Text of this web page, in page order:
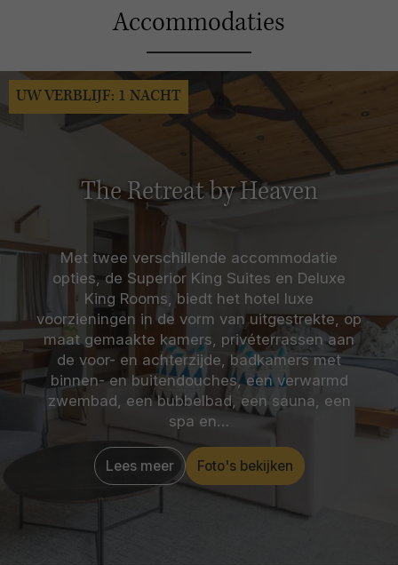
Accommodaties
The Retreat by Heaven
Met twee verschillende accommodatie
opties, de Superior King Suites en Deluxe
King Rooms, biedt het hotel luxe
voorzieningen in de vorm van uitgestrekte, op
maat gemaakte kamers, privéterrassen aan
de voor- en achterzijde, badkamers met
binnen- en buitendouches, een verwarmd
zwembad, een bubbelbad, een sauna, een
spa en…
Lees meer Foto's bekijken
UW VERBLIJF: 1 NACHT